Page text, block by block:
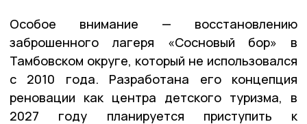
Особое внимание — восстановлению
заброшенного лагеря «Сосновый бор» в
Тамбовском округе, который не использовался
с 2010 года. Разработана его концепция
реновации как центра детского туризма, в
2027 году планируется приступить к